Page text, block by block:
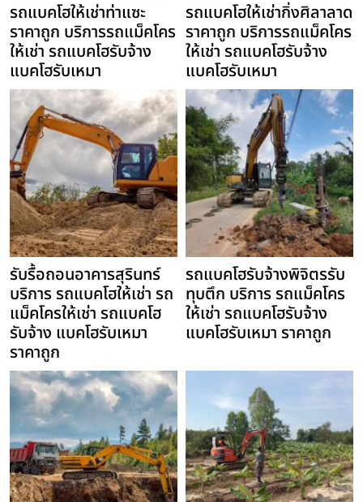
รถแบคโฮให้เช่าท่าแซะ
ราคาถูก บริการรถแม็คโคร
ให้เช่า รถแบคโฮรับจ้าง
แบคโฮรับเหมา
รถแบคโฮให้เช่ากิ่งศิลาลาด
ราคาถูก บริการรถแม็คโคร
ให้เช่า รถแบคโฮรับจ้าง
แบคโฮรับเหมา
รับรื้อถอนอาคารสุรินทร์
บริการ รถแบคโฮให้เช่า รถ
แม็คโครให้เช่า รถแบคโฮ
รับจ้าง แบคโฮรับเหมา
ราคาถูก
รถแบคโฮรับจ้างพิจิตรรับ
ทุบตึก บริการ รถแม็คโคร
ให้เช่า รถแบคโฮรับจ้าง
แบคโฮรับเหมา ราคาถูก